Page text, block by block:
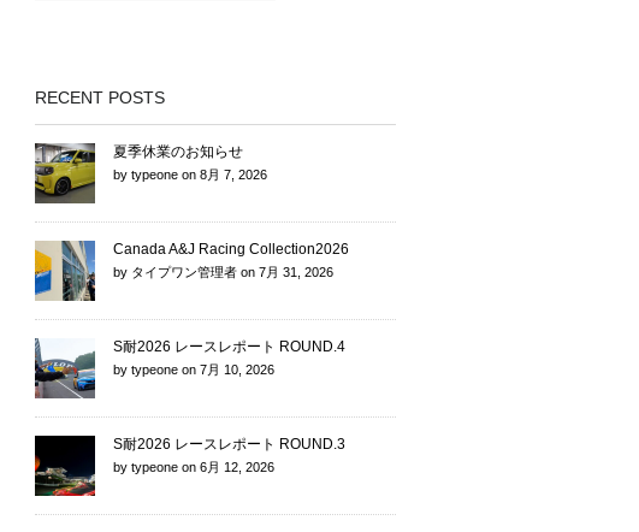
RECENT POSTS
夏季休業のお知らせ
by typeone on 8月 7, 2026
Canada A&J Racing Collection2026
by タイプワン管理者 on 7月 31, 2026
S耐2026 レースレポート ROUND.4
by typeone on 7月 10, 2026
S耐2026 レースレポート ROUND.3
by typeone on 6月 12, 2026